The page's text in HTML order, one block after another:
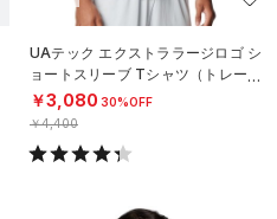
UAテック エクストララージロゴ シ
ョートスリーブ Tシャツ（トレーニ
ング/MEN）
￥3,080 30%OFF
￥4,400